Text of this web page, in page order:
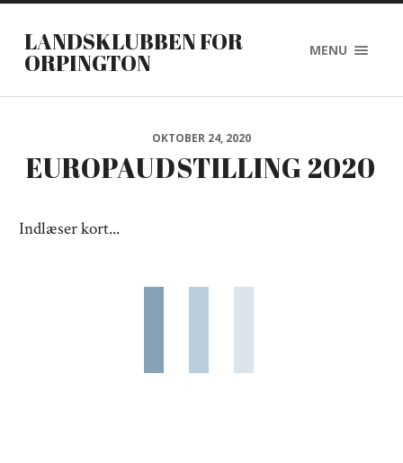
LANDSKLUBBEN FOR
ORPINGTON MENU
OKTOBER 24, 2020
EUROPAUDSTILLING 2020
Indlæser kort...